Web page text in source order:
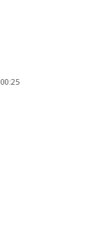
00:25